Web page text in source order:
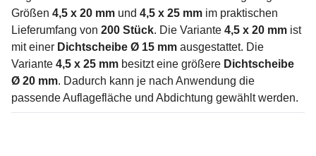
Größen 4,5 x 20 mm und 4,5 x 25 mm im praktischen
Lieferumfang von 200 Stück. Die Variante 4,5 x 20 mm ist
mit einer Dichtscheibe Ø 15 mm ausgestattet. Die
Variante 4,5 x 25 mm besitzt eine größere Dichtscheibe
Ø 20 mm. Dadurch kann je nach Anwendung die
passende Auflagefläche und Abdichtung gewählt werden.